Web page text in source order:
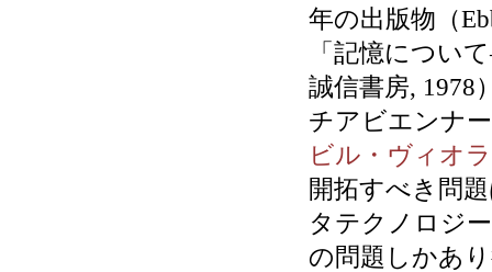
年の出版物（
「記憶につい
誠信書房, 1978
チアビエンナ
ビル・ヴィオラ
開拓すべき問
タテクノロジ
の問題しかあ